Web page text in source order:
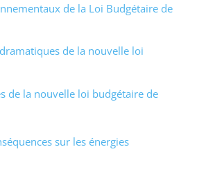
de la Loi Budgétaire de
de la nouvelle loi
de la nouvelle loi budgétaire de
sur les énergies